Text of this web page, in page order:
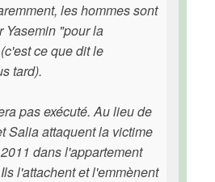
les hommes sont
Yasemin "pour la
ce que dit le
tard).
pas exécuté. Au lieu de
Salia attaquent la victime
dans l'appartement
l'attachent et l'emmènent